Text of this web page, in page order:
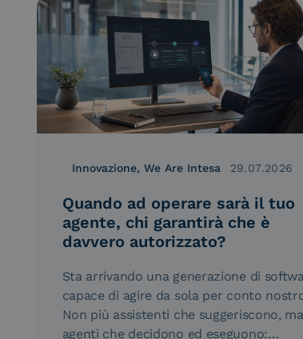
Innovazione, We Are Intesa 29.07.2026
Quando ad operare sarà il tuo
agente, chi garantirà che è
davvero autorizzato?
Sta arrivando una generazione di
capace di agire da sola per conto
Non più assistenti che suggeriscono, ma
agenti che decidono ed eseguono:…